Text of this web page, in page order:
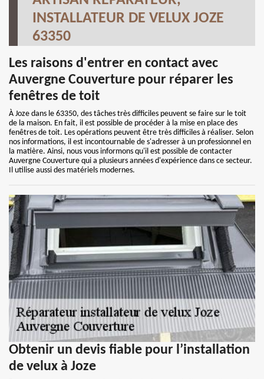
INSTALLATEUR DE VELUX JOZE
63350
Les raisons d'entrer en contact avec
Auvergne Couverture pour réparer les
fenêtres de toit
À Joze dans le 63350, des tâches très difficiles peuvent se faire sur le toit
de la maison. En fait, il est possible de procéder à la mise en place des
fenêtres de toit. Les opérations peuvent être très difficiles à réaliser. Selon
nos informations, il est incontournable de s'adresser à un professionnel en
la matière. Ainsi, nous vous informons qu'il est possible de contacter
Auvergne Couverture qui a plusieurs années d'expérience dans ce secteur.
Il utilise aussi des matériels modernes.
Obtenir un devis fiable pour l’installation
de velux à Joze